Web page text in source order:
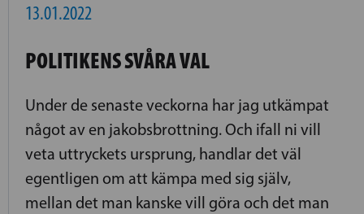
13.01.2022
POLITIKENS SVÅRA VAL
Under de senaste veckorna har jag utkämpat
något av en jakobsbrottning. Och ifall ni vill
veta uttryckets ursprung, handlar det väl
egentligen om att kämpa med sig själv,
mellan det man kanske vill göra och det man